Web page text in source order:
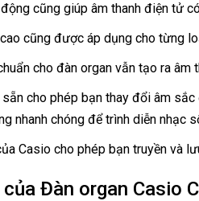
cũng giúp âm thanh điện tử
cũng được áp dụng cho từng
cho đàn organ vẫn tạo ra
cho phép bạn thay đổi âm sắc
nhanh chóng để trình diễn nhạc
Casio cho phép bạn truyền và
Đàn organ Casio